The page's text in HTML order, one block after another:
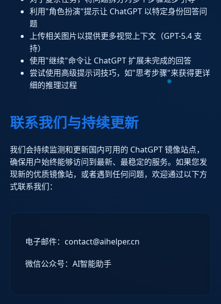
利用"角色扮演"提示让 ChatGPT 以特定身份回答问
题
上传相关图片以提供更多视觉上下文（GPT-5.4 支
持）
使用"继续"命令让 ChatGPT 扩展未完成的回答
尝试使用高级提示词技巧，如"思考步骤"来获得更详
细的推理过程
联系我们与持续更新
我们会持续监测和更新国内可用的 ChatGPT 镜像站点，
确保用户始终能够访问到最新、最稳定的服务。如果您发
现新的优质镜像站，或者遇到任何问题，欢迎通过以下方
式联系我们：
电子邮件：contact@aihelper.cn
微信公众号：AI智能助手